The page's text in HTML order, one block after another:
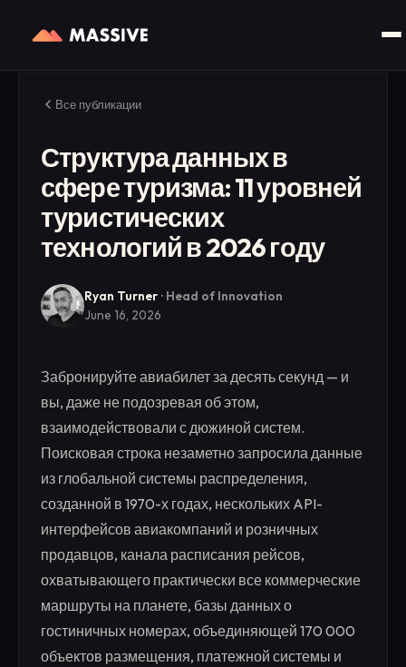
Все публикации
Структура данных в
сфере туризма: 11 уровней
туристических
технологий в 2026 году
Ryan Turner · Head of Innovation
June 16, 2026
Забронируйте авиабилет за десять секунд — и
вы, даже не подозревая об этом,
взаимодействовали с дюжиной систем.
Поисковая строка незаметно запросила данные
из глобальной системы распределения,
созданной в 1970-х годах, нескольких API-
интерфейсов авиакомпаний и розничных
продавцов, канала расписания рейсов,
охватывающего практически все коммерческие
маршруты на планете, базы данных о
гостиничных номерах, объединяющей 170 000
объектов размещения, платежной системы и